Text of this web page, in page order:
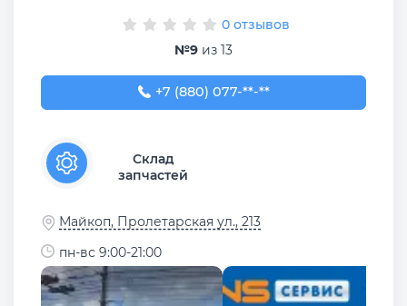
0 отзывов
№9 из 13
+7 (880) 077-07-88
+7 (880) 077-**-**
Склад
запчастей
Майкоп, Пролетарская ул., 213
пн-вс 9:00-21:00